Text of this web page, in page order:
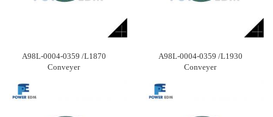
A98L-0004-0359 /L1870
Conveyer
A98L-0004-0359 /L1930
Conveyer